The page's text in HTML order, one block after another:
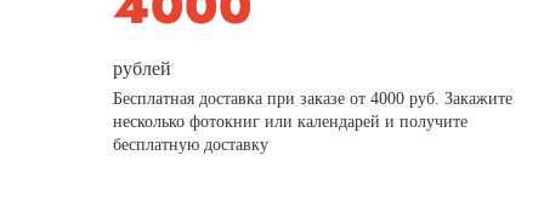
рублей
Бесплатная доставка при заказе от 4000 руб. Закажите
несколько фотокниг или календарей и получите
бесплатную доставку